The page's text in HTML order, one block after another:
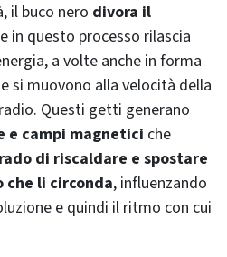
il buco nero divora il
e in questo processo rilascia
a volte anche in forma
si muovono alla velocità della
Questi getti generano
e campi magnetici che
di riscaldare e spostare
li circonda, influenzando
e quindi il ritmo con cui